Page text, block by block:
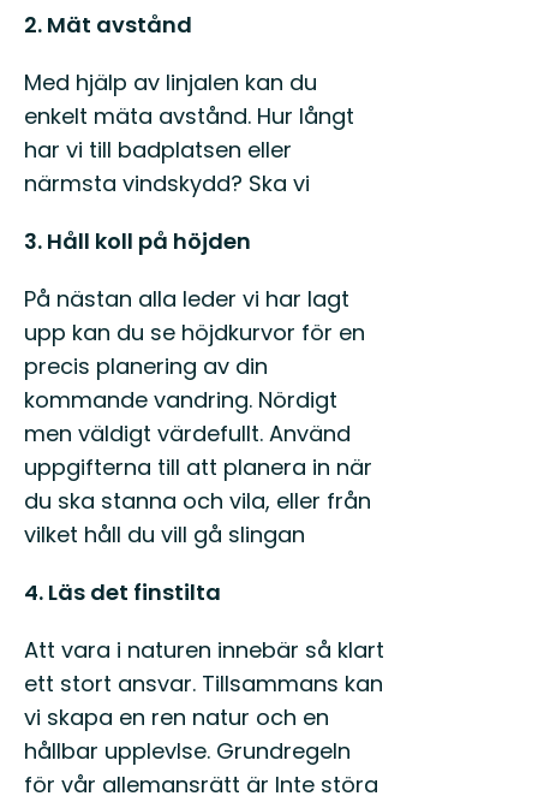
2. Mät avstånd
Med hjälp av linjalen kan du
enkelt mäta avstånd. Hur långt
har vi till badplatsen eller
närmsta vindskydd? Ska vi
3. Håll koll på höjden
På nästan alla leder vi har lagt
upp kan du se höjdkurvor för en
precis planering av din
kommande vandring. Nördigt
men väldigt värdefullt. Använd
uppgifterna till att planera in när
du ska stanna och vila, eller från
vilket håll du vill gå slingan
4. Läs det finstilta
Att vara i naturen innebär så klart
ett stort ansvar. Tillsammans kan
vi skapa en ren natur och en
hållbar upplevlse. Grundregeln
för vår allemansrätt är Inte störa